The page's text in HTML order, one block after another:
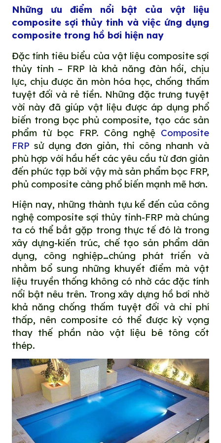
Những ưu điểm nổi bật của vật liệu
composite sợi thủy tinh và việc ứng dụng
composite trong hồ bơi hiện nay
Đặc tính tiêu biểu của vật liệu composite sợi
thủy tinh – FRP là khả năng đàn hồi, chịu
lực, chịu được ăn mòn hóa học, chống thấm
tuyệt đối và rẻ tiền. Những đặc trưng tuyệt
vời này đã giúp vật liệu được áp dụng phổ
biến trong bọc phủ composite, tạo các sản
phẩm từ bọc FRP. Công nghệ Composite
FRP sử dụng đơn giản, thi công nhanh và
phù hợp với hầu hết các yêu cầu từ đơn giản
đến phức tạp bởi vậy mà sản phẩm bọc FRP,
phủ composite càng phổ biến mạnh mẽ hơn.
Hiện nay, những thành tựu kể đến của công
nghệ composite sợi thủy tinh-FRP mà chúng
ta có thể bắt gặp trong thực tế đó là trong
xây dựng-kiến trúc, chế tạo sản phẩm dân
dụng, công nghiệp…chúng phát triển và
nhằm bổ sung những khuyết điểm mà vật
liệu truyền thống không có nhờ các đặc tính
nổi bật nêu trên. Trong xây dựng hồ bơi nhờ
khả năng chống thấm tuyệt đối và chi phí
thấp, nên composite có thể được kỳ vọng
thay thế phần nào vật liệu bê tông cốt
thép.